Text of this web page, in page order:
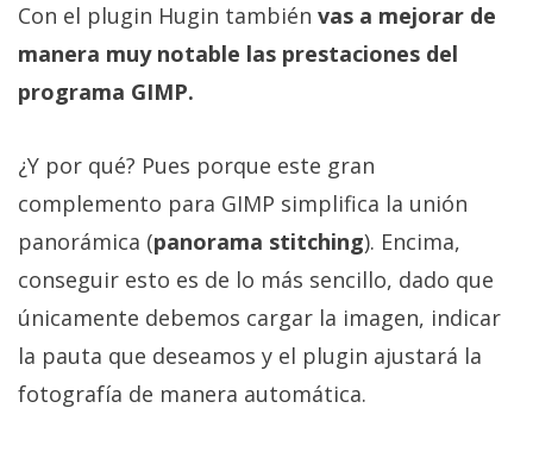
Con el plugin Hugin también vas a mejorar de
manera muy notable las prestaciones del
programa GIMP.
¿Y por qué? Pues porque este gran
complemento para GIMP simplifica la unión
panorámica (panorama stitching). Encima,
conseguir esto es de lo más sencillo, dado que
únicamente debemos cargar la imagen, indicar
la pauta que deseamos y el plugin ajustará la
fotografía de manera automática.